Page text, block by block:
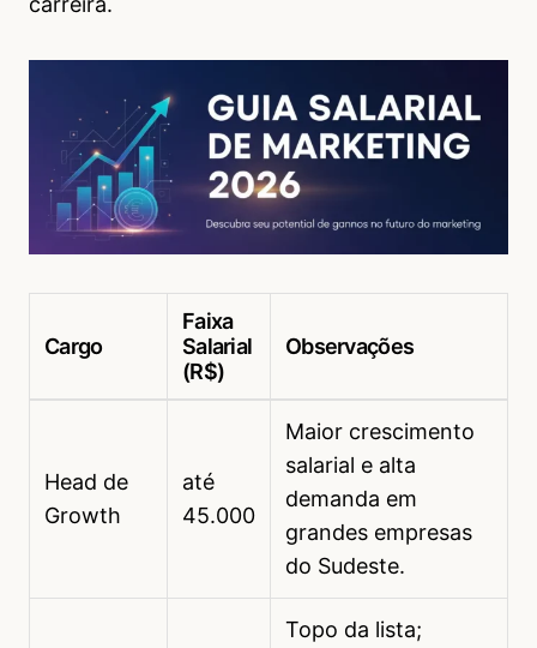
Cargo
Faixa
Salarial
(R$)
Observações
Head de
Growth
até
45.000
Maior crescimento
salarial e alta
demanda em
grandes empresas
do Sudeste.
Topo da lista;